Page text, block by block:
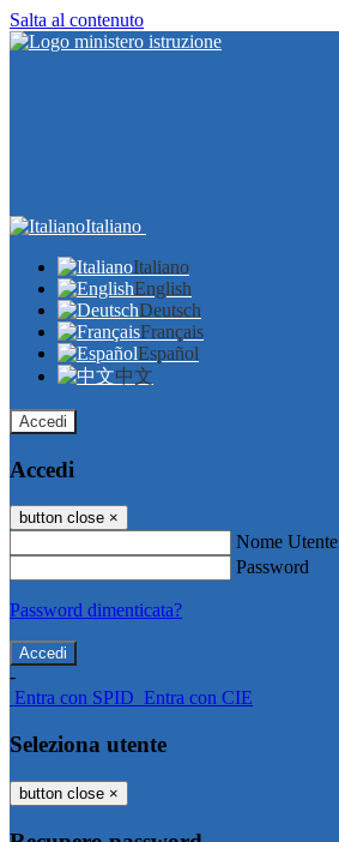
Salta al contenuto
Italiano
Italiano
English
Deutsch
Français
Español
中文
Accedi
Accedi
button close ×
Nome Utente
Password
Password dimenticata?
-
Entra con SPID Entra con CIE
Seleziona utente
button close ×